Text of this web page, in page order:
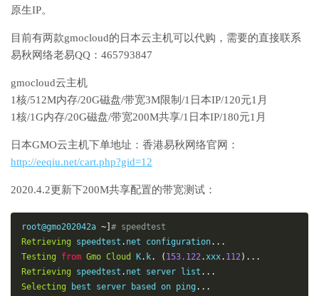
原生IP。
目前有两款gmocloud的日本云主机可以代购，需要的直接联系
易秋网络老易QQ：465793847
gmocloud云主机
1核/512M内存/20G磁盘/带宽3M限制/1日本IP/120元1月
1核/1G内存/20G磁盘/带宽200M共享/1日本IP/180元1月
日本GMO云主机下单地址：香港易秋网络官网：
http://eeqiu.net/cart.php?gid=12
2020.4.2更新下200M共享配置的带宽测试：
root@gmo202042a ~] # speedtest
Retrieving speedtest . net configuration...
Testing
from Gmo Cloud K. k. ( 153.122.xxx. 112)...
Retrieving speedtest . net server list ...
Selecting best server based on ping ...